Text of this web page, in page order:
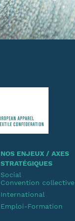
NOS ENJEUX / AXES
STRATÉGIQUES
Social
Convention collective
International
Emploi-Formation